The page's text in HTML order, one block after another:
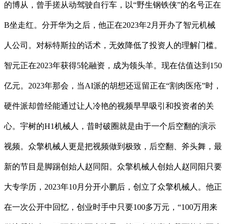
的博从，曾手搓从动驾驶自行车，以“野生钢铁侠”的名号正在
B坐走红。分开华为之后，他正在2023年2月开办了智元机械
人公司。对标特斯拉的话术，无效降低了投资人的理解门槛。
智元正在2023年获得5轮融资，成为领头羊。现在估值达到150
亿元。2023年那会，当AI派的胡想还逗留正在“割肉医疮”时，
硬件派却曾经能通过让人冷艳的视频早早吸引和投资者的关
心。宇树的H1机械人，昔时破圈就是由于一个后空翻的演示
视频。众擎机械人更是把视频做到极致，后空翻、斧头舞，最
新的节目是脚踢创始人赵同阳。众擎机械人创始人赵同阳只要
大专学历，2023年10月分开小鹏后，创立了众擎机械人。他正
在一次公开中回忆，创业时手中只要100多万元，“100万用来